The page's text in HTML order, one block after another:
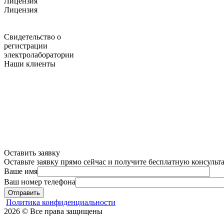
Лицензия
Свидетельство о
регистрации
электролаборатории
Наши клиенты
Оставить заявку
Оставьте заявку прямо сейчас и получите бесплатную
Ваше имя
Ваш номер телефона
Отправить
Политика конфиденциальности
2026 © Все права защищены